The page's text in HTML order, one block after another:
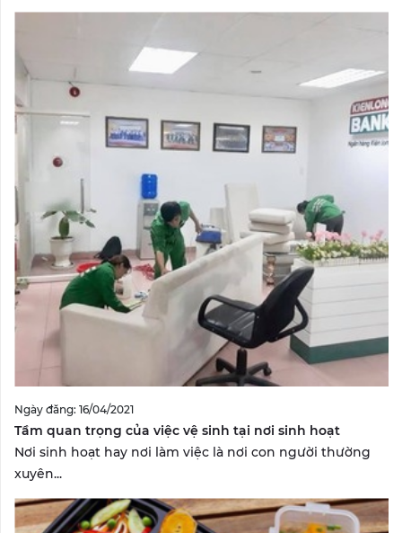
Ngày đăng: 16/04/2021
Tầm quan trọng của việc vệ sinh tại nơi sinh hoạt
Nơi sinh hoạt hay nơi làm việc là nơi con người thường
xuyên...